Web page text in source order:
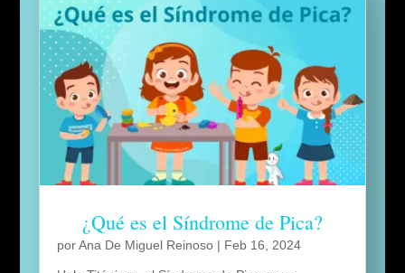
¿Qué es el Síndrome de Pica?
porAna De Miguel Reinoso| Feb 16, 2024